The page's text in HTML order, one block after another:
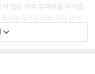
없는 커피 유해론을 무차별
리엄 포스트의 비극적 생애,
붙이고 커피 생산을 장려한
한국이 이끌어가는 동아시아
충만감 경험을 넘어 늘 마시던